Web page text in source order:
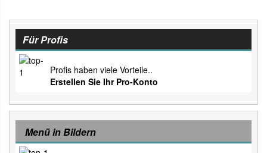
Für Profis
Profis haben viele Vorteile..
Erstellen Sie Ihr Pro-Konto
Menü in Bildern